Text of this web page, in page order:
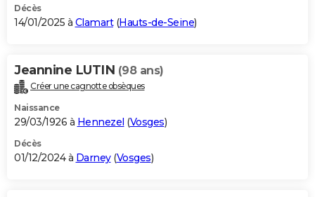
Décès
14/01/2025 à Clamart(Hauts-de-Seine)
Jeannine LUTIN (98 ans)
Créer une cagnotte obsèques
Naissance
29/03/1926 à Hennezel (Vosges)
Décès
01/12/2024 à Darney(Vosges)